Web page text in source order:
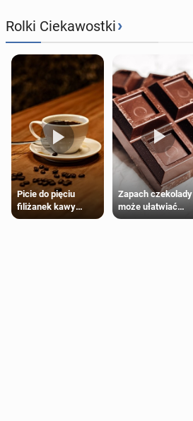
Rolki Ciekawostki›
Picie do pięciu
filiżanek kawy
dziennie jest
Zapach czekolady
może ułatwiać
trening siłowy